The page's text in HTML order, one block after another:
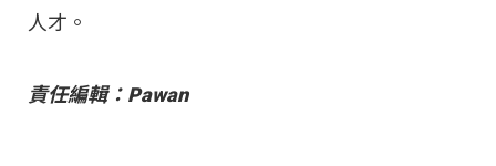
人才。
責任編輯：Pawan